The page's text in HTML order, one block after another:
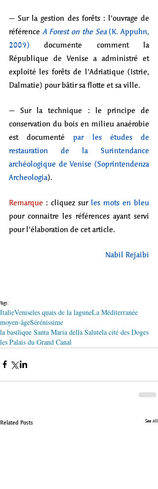
– Sur la gestion des forêts : l'ouvrage de
référence A Forest on the Sea (K. Appuhn,
2009) documente comment la
République de Venise a administré et
exploité les forêts de l'Adriatique (Istrie,
Dalmatie) pour bâtir sa flotte et sa ville.
– Sur la technique : le principe de
conservation du bois en milieu anaérobie
est documenté par les études de
restauration de la Surintendance
archéologique de Venise (Soprintendenza
Archeologia).
Remarque : cliquez sur les mots en bleu
pour connaitre les références ayant servi
pour l'élaboration de cet article.
Nabil Rejaibi
Tags:
ItalieVeniseles quais de la laguneLa Méditerranée
moyen-âgeSérénissime
la basilique Santa Maria della Salutela cité des Doges
les Palais du Grand Canal
Related Posts See All